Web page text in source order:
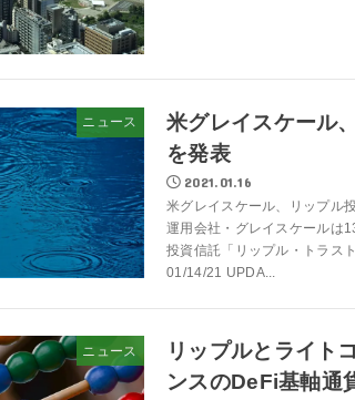
ニュース
米グレイスケール
を発表
2021.01.16
米グレイスケール、リップル
運用会社・グレイスケールは
投資信託「リップル・トラス
01/14/21 UPDA...
ニュース
リップルとライト
ンスのDeFi基軸通